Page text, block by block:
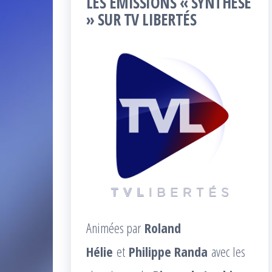
» SUR TV LIBERTÉS
Animées par Roland
Hélie et Philippe Randa avec les